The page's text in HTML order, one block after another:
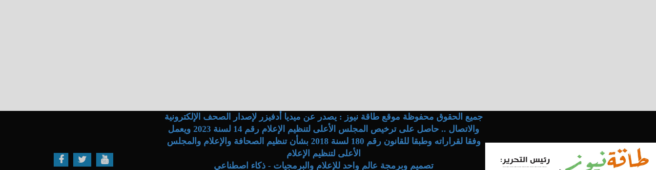
جميع الحقوق محفوظة موقع طاقة نيوز : يصدر عن ميديا أدفيزر لإصدار الصحف الإلكترونية
والاتصال .. حاصل على ترخيص المجلس الأعلى لتنظيم الإعلام رقم 14 لسنة 2023 ويعمل
وفقا لقراراته وطبقا للقانون رقم 180 لسنة 2018 بشأن تنظيم الصحافة والإعلام والمجلس
الأعلى لتنظيم الإعلام
تصميم وبرمجة عالم واحد للإعلام والبرمجيات - ذكاء اصطناعي